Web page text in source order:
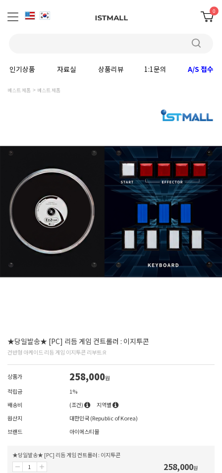
0
인기상품 자료실 상품리뷰 1:1문의 A/S 접수
베스트 제품 베스트 제품
★당일발송★ [PC] 리듬 게임 컨트롤러 : 이지투콘
건반형 아케이드 리듬 게임 이지투콘 리부트:R
상품가 258,000원
적립금
1%
배송비
(조건)
지역별
원산지
대한민국 (Republic of Korea)
브랜드
아이에스티몰
★당일발송★ [PC] 리듬 게임 컨트롤러 : 이지투콘
258,000원